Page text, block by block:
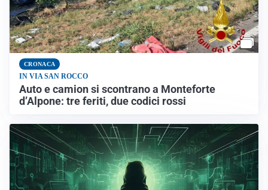
CRONACA
IN VIA SAN ROCCO
Auto e camion si scontrano a Monteforte
d’Alpone: tre feriti, due codici rossi